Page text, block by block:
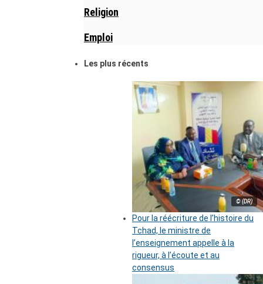
Religion
Emploi
Les plus récents
© (DR)
Pour la réécriture de l’histoire du
Tchad, le ministre de
l’enseignement appelle à la
rigueur, à l’écoute et au
consensus